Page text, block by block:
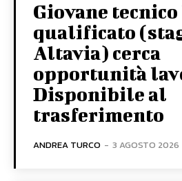
Giovane
qualificato
Altavia) cerca
opportunità
Disponibile al
trasferimento
ANDREA TURCO - 3 AGOSTO 2026